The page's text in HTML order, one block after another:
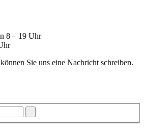
8 – 19 Uhr
Sie uns eine Nachricht schreiben.